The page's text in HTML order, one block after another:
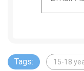
Tags: 15-18